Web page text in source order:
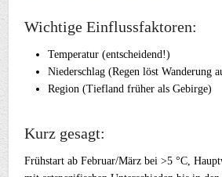
Wichtige Einflussfaktoren:
Temperatur (entscheidend!)
Niederschlag (Regen löst Wanderung
Region (Tiefland früher als Gebirge)
Kurz gesagt:
Frühstart ab Februar/März bei >5 °C,